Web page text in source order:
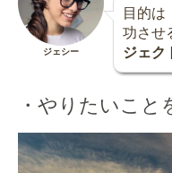
ジェシー
目的は
功させ
ジェク
・やりたいこと